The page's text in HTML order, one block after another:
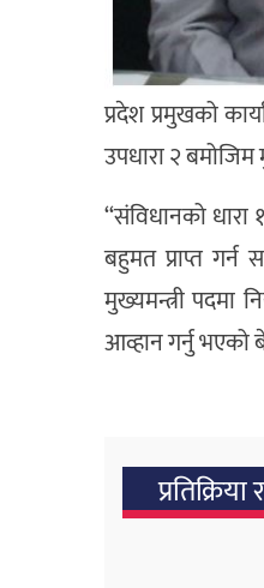
प्रदेश प्रमुखको
उपधारा २
‘‘संविधानको
बहुमत प्राप्त
मुख्यमन्त्री पदमा
आव्हान गर्नु भएको